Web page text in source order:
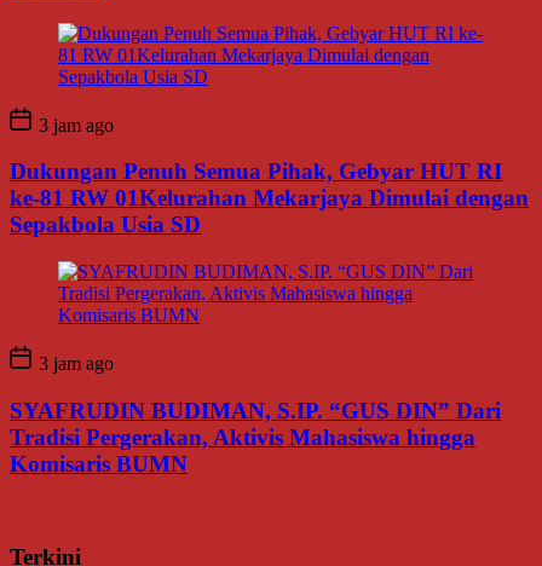
3 jam ago
Dukungan Penuh Semua Pihak, Gebyar HUT RI
ke-81 RW 01Kelurahan Mekarjaya Dimulai dengan
Sepakbola Usia SD
3 jam ago
SYAFRUDIN BUDIMAN, S.IP. “GUS DIN” Dari
Tradisi Pergerakan, Aktivis Mahasiswa hingga
Komisaris BUMN
Terkini